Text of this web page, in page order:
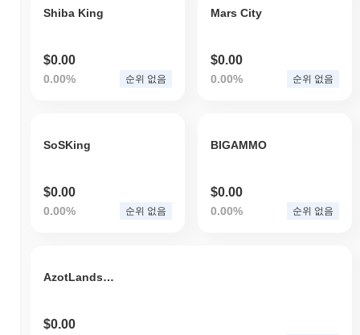
Shiba King
$0.00
0.00% 순위 없음
Mars City
$0.00
0.00% 순위 없음
SoSKing
$0.00
0.00% 순위 없음
BIGAMMO
$0.00
0.00% 순위 없음
AzotLandsToken
$0.00